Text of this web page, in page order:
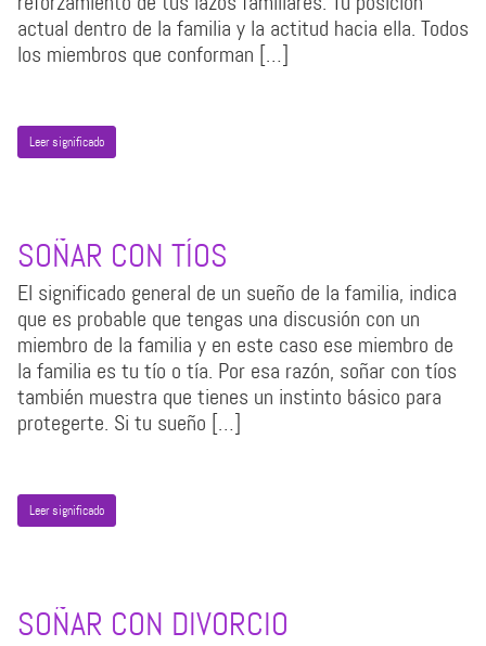
actual dentro de la familia y la actitud hacia ella. Todos
los miembros que conforman […]
Leer significado
SOÑAR CON TÍOS
El significado general de un sueño de la familia, indica
que es probable que tengas una discusión con un
miembro de la familia y en este caso ese miembro de
la familia es tu tío o tía. Por esa razón, soñar con tíos
también muestra que tienes un instinto básico para
protegerte. Si tu sueño […]
Leer significado
SOÑAR CON DIVORCIO